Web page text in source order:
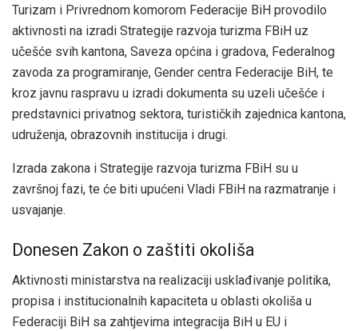
Turizam i Privrednom komorom Federacije BiH provodilo
aktivnosti na izradi Strategije razvoja turizma FBiH uz
učešće svih kantona, Saveza općina i gradova, Federalnog
zavoda za programiranje, Gender centra Federacije BiH, te
kroz javnu raspravu u izradi dokumenta su uzeli učešće i
predstavnici privatnog sektora, turističkih zajednica kantona,
udruženja, obrazovnih institucija i drugi.
Izrada zakona i Strategije razvoja turizma FBiH su u
završnoj fazi, te će biti upućeni Vladi FBiH na razmatranje i
usvajanje.
Donesen Zakon o zaštiti okoliša
Aktivnosti ministarstva na realizaciji usklađivanje politika,
propisa i institucionalnih kapaciteta u oblasti okoliša u
Federaciji BiH sa zahtjevima integracija BiH u EU i